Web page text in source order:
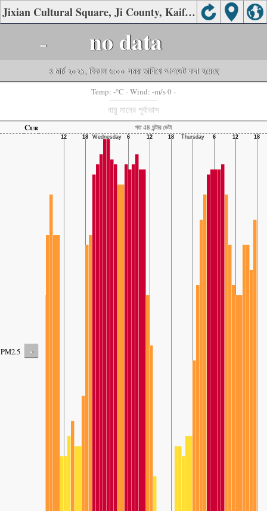
Jixian Cultural Square, Ji County, Kaifeng-এর বাতাসের গুণমান
- no data
৪ মার্চ ২০২১, বিকাল ৬:০০ সময় তারিখে আপডেট করা হয়েছে
Temp: -°C - Wind: -m/s 0 -
বায়ু মানের পূর্বাভাস
Cur গত 48 ঘন্টার ডেটা
PM2.5 -